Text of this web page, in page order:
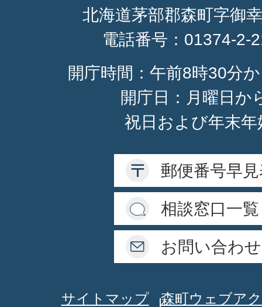
北海道茅部郡森町字御
電話番号： 01374-2-
開庁時間：午前8時30分
開庁日：月曜日か
祝日および年末
郵便番号早
相談窓口一覧
お問い合わせ
サイトマップ 森町ウェブア